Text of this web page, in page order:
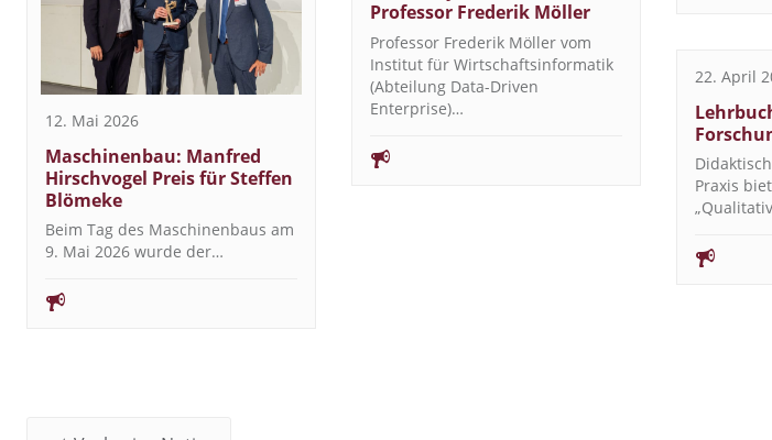
12. Mai 2026
Maschinenbau: Manfred
Hirschvogel Preis für Steffen
Blömeke
Beim Tag des Maschinenbaus am
9. Mai 2026 wurde der…
Professor Frederik Möller
Professor Frederik Möller vom
Institut für Wirtschaftsinformatik
(Abteilung Data-Driven
Enterprise)…
22. April
Praxis